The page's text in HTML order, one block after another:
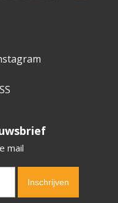
mail